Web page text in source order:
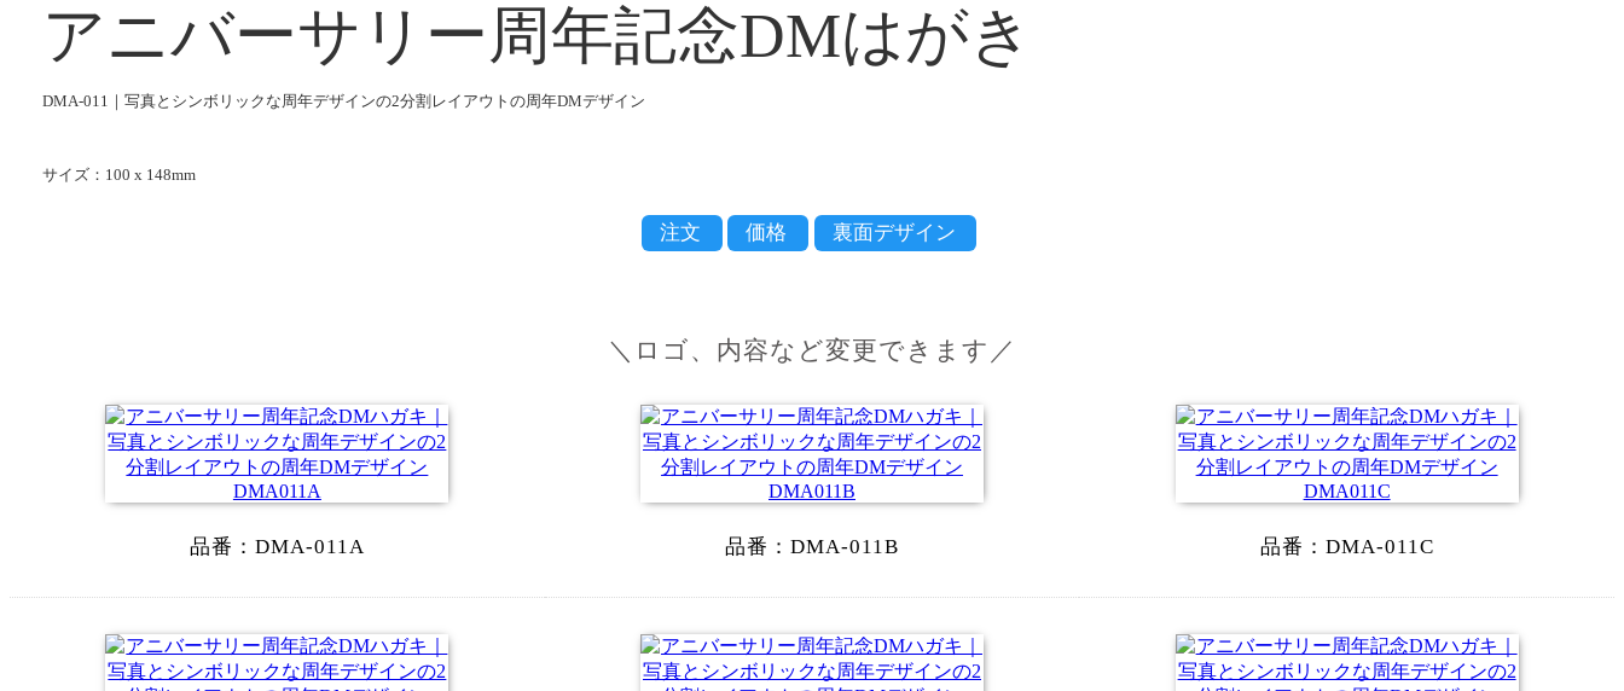
アニバーサリー周年記念DMはがき
DMA-011｜写真とシンボリックな周年デザインの2分割レイアウトの周年DMデザイン
サイズ：100 x 148mm
注文 価格 裏面デザイン
＼ロゴ、内容など変更できます／
品番： DMA-011A 品番： DMA-011B 品番： DMA-011C